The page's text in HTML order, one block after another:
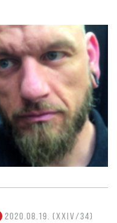
2020.08.19. (XXIV/34)